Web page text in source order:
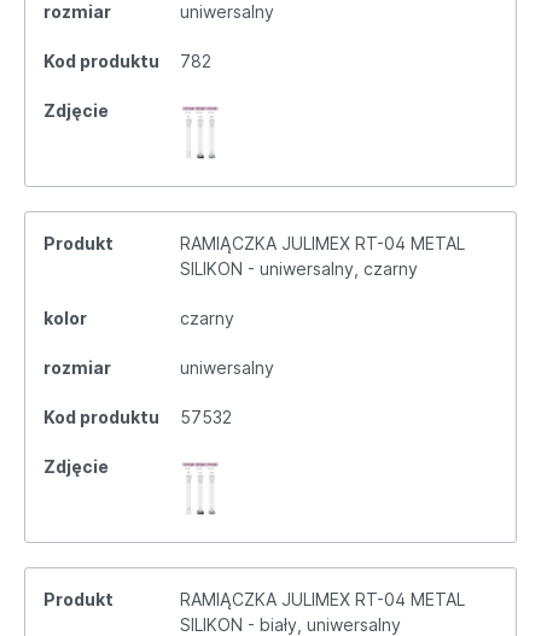
rozmiar uniwersalny
Kod produktu 782
Zdjęcie
Produkt
RAMIĄCZKA JULIMEX RT-04 METAL
SILIKON - uniwersalny, czarny
kolor czarny
rozmiar uniwersalny
Kod produktu 57532
Zdjęcie
Produkt
RAMIĄCZKA JULIMEX RT-04 METAL
SILIKON - biały, uniwersalny